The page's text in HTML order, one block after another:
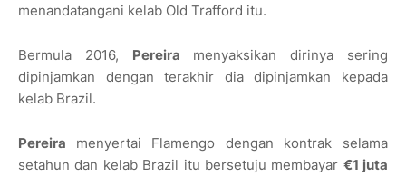
menandatangani kelab Old Trafford itu.
Bermula 2016, Pereira menyaksikan dirinya sering
dipinjamkan dengan terakhir dia dipinjamkan kepada
kelab Brazil.
Pereira menyertai Flamengo dengan kontrak selama
setahun dan kelab Brazil itu bersetuju membayar €1 juta